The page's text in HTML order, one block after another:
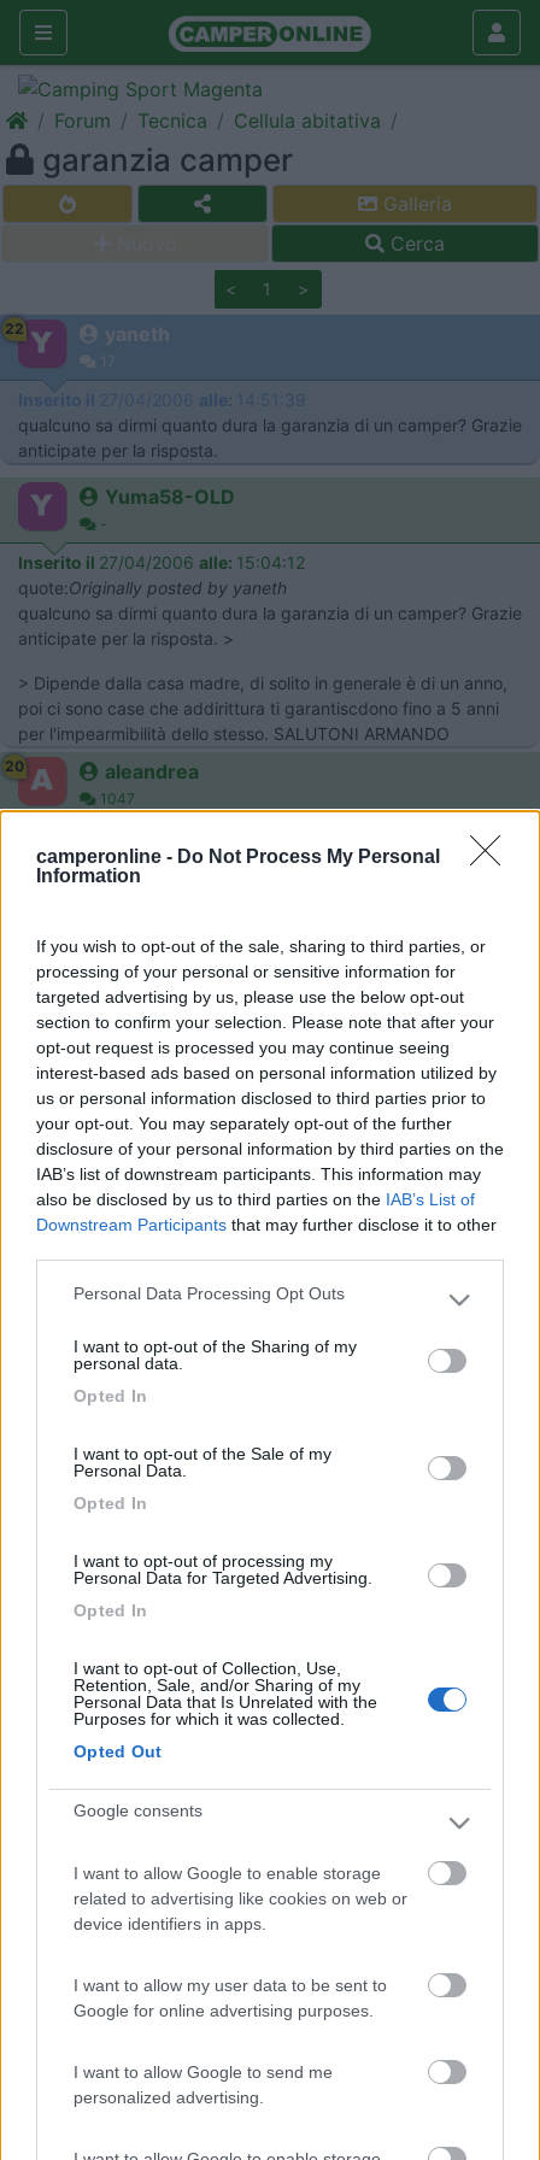
camperonline - Do Not Process My Personal
Information
If you wish to opt-out of the sale, sharing to third parties, or
processing of your personal or sensitive information for
targeted advertising by us, please use the below opt-out
section to confirm your selection. Please note that after your
opt-out request is processed you may continue seeing
interest-based ads based on personal information utilized by
us or personal information disclosed to third parties prior to
your opt-out. You may separately opt-out of the further
disclosure of your personal information by third parties on the
IAB’s list of downstream participants. This information may
also be disclosed by us to third parties on the IAB’s List of
Downstream Participants that may further disclose it to other
Please note that this website/app uses one or more Google
not limited to your visit or usage behaviour. You may click to
use your data for below specified purposes in below Google
Personal Data Processing Opt Outs
I want to opt-out of the Sharing of my
personal data.
Opted In
I want to opt-out of the Sale of my
Personal Data.
Opted In
I want to opt-out of processing my
Personal Data for Targeted Advertising.
Opted In
I want to opt-out of Collection, Use,
Retention, Sale, and/or Sharing of my
Personal Data that Is Unrelated with the
Purposes for which it was collected.
Opted Out
Google consents
I want to allow Google to enable storage
related to advertising like cookies on web or
device identifiers in apps.
I want to allow my user data to be sent to
Google for online advertising purposes.
I want to allow Google to send me
personalized advertising.
Forum Tecnica Cellula abitativa
garanzia camper
Galleria
Cerca
< 1 >
22 yaneth
17
Inserito il 27/04/2006 alle: 14:51:39
qualcuno sa dirmi quanto dura la garanzia di un camper? Grazie
anticipate per la risposta.
Yuma58-OLD
-
Inserito il 27/04/2006 alle: 15:04:12
quote:Originally posted by yaneth
qualcuno sa dirmi quanto dura la garanzia di un camper? Grazie
anticipate per la risposta. >
> Dipende dalla casa madre, di solito in generale è di un anno,
poi ci sono case che addirittura ti garantiscdono fino a 5 anni
per l'impearmibilità dello stesso. SALUTONI ARMANDO
20 aleandrea
1047
quote:Originally posted by yaneth
qualcuno sa dirmi quanto dura la garanzia di un camper? Grazie
> Sul nuovo quasi tutte le aziende costruttrici danno 2 anni per
il motore o nn KM, 5 anni la cellula. ciao Giorgio
jimbo65
7945
01:16:25
la recente Direttiva della Comunità Europea 1999/44/CE in
materia di garanzie sui beni di consumo, a cui gli Stati membri si
sono conformati il 1° gennaio 2002, impone al venditore di
qualsiasi bene di consumo (ivi comprese le autovetture usate )
di garantire l'acquirente per eventuali vizi o difetti del bene
venduto per il periodo di 2 anni e comunque non meno di 1
anno dalla consegna (art.5) con diritto, per l ' acquirente, di
chiedere la riparazione del bene medesimo (art.3).
Luk&Cri
Quasi tutti 2 anni su tutto e 5 anni sulle infiltrazioni. Ciao
giogra
46
Da quanto ho letto in precedenza anche per l'usato ci sono due
anni di garanzia? Potete confermare? Avrei dovuto richiedere
qualcosa di scritto da parte del concessionario? Grazie
7945
Da quanto ho letto in precedenza anche per l'usato ci sono due
anni di garanzia? Potete confermare? Avrei dovuto richiedere